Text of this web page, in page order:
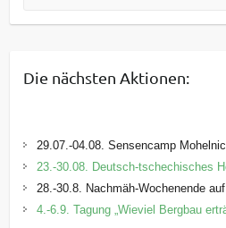
Die nächsten Aktionen:
29.07.-04.08. Sensencamp
23.-30.08. Deutsch-tschechisches
28.-30.8. Nachmäh-Wochenende
4.-6.9. Tagung „Wieviel Bergbau